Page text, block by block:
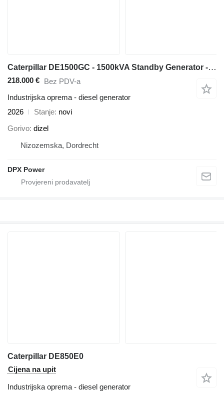
Caterpillar DE1500GC - 1500kVA Standby Generator - DPX-18229-O
218.000 € Bez PDV-a
Industrijska oprema - diesel generator
2026
Stanje novi
Gorivo dizel
Nizozemska, Dordrecht
DPX Power
Caterpillar DE850E0
Cijena na upit
Industrijska oprema - diesel generator